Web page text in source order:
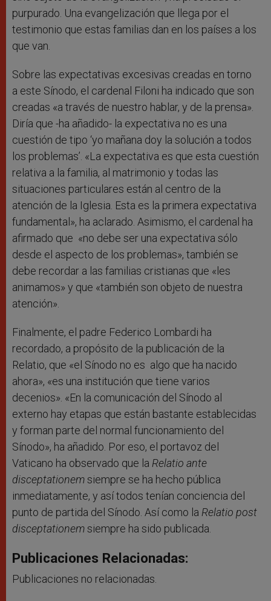
purpurado. Una evangelización que llega por el
testimonio que estas familias dan en los países a los
que van.
Sobre las expectativas excesivas creadas en torno
a este Sínodo, el cardenal Filoni ha indicado que son
creadas «a través de nuestro hablar, y de la prensa».
Diría que -ha añadido- la expectativa no es una
cuestión de tipo ‘yo mañana doy la solución a todos
los problemas’. «La expectativa es que esta cuestión
relativa a la familia, al matrimonio y todas las
situaciones particulares están al centro de la
atención de la Iglesia. Esta es la primera expectativa
fundamental», ha aclarado. Asimismo, el cardenal ha
afirmado que «no debe ser una expectativa sólo
desde el aspecto de los problemas», también se
debe recordar a las familias cristianas que «les
animamos» y que «también son objeto de nuestra
atención».
Finalmente, el padre Federico Lombardi ha
recordado, a propósito de la publicación de la
Relatio, que «el Sínodo no es algo que ha nacido
ahora», «es una institución que tiene varios
decenios». «En la comunicación del Sínodo al
externo hay etapas que están bastante establecidas
y forman parte del normal funcionamiento del
Sínodo», ha añadido. Por eso, el portavoz del
Vaticano ha observado que la Relatio ante
disceptationemsiempre se ha hecho pública
inmediatamente, y así todos tenían conciencia del
punto de partida del Sínodo. Así como la Relatio post
disceptationemsiempre ha sido publicada.
Publicaciones Relacionadas:
Publicaciones no relacionadas.